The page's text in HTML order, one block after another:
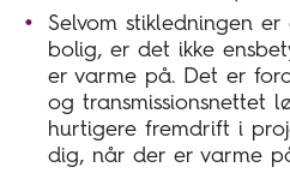
Selvom stikledningen
bolig, er det ikke
er varme på. Det er
og transmissionsnettet
hurtigere fremdrift i
dig, når der er varme